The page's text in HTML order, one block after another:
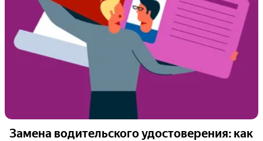
Замена водительского удостоверения: как